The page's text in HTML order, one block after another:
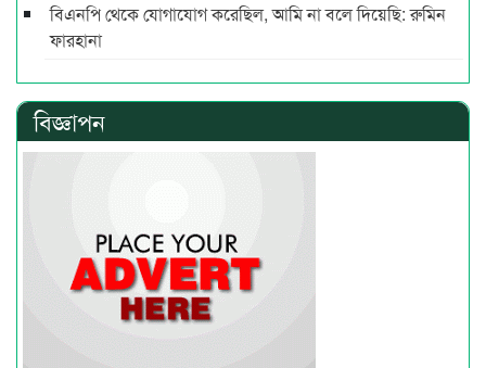
বিএনপি থেকে যোগাযোগ করেছিল, আমি না বলে দিয়েছি: রুমিন
ফারহানা
বিজ্ঞাপন